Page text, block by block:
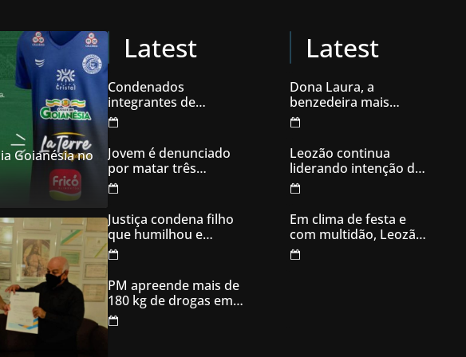
Goianésia no
Latest
Condenados
integrantes de
organização
criminosa acusados
de explodir caixas
eletrônicos
Jovem é denunciado
por matar três
filhotes de cachorro e
usar sangue para
ameaçar os donos,
em Aparecida de
Goiânia
Justiça condena filho
que humilhou e
ameaçou mãe idosa;
da prisão à sentença
condenatória foram
apenas 21 dias
PM apreende mais de
180 kg de drogas em
Goiás
Latest
Dona Laura, a
benzedeira mais
famosa de Goiás
Leozão continua
liderando intenção de
votos em Goianésia
Em clima de festa e
com multidão, Leozão
inaugura comitê de
campanha